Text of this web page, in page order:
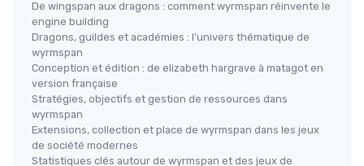
De wingspan aux dragons : comment wyrmspan réinvente le
engine building
Dragons, guildes et académies : l’univers thématique de
wyrmspan
Conception et édition : de elizabeth hargrave à matagot en
version française
Stratégies, objectifs et gestion de ressources dans
wyrmspan
Extensions, collection et place de wyrmspan dans les jeux
de société modernes
Statistiques clés autour de wyrmspan et des jeux de